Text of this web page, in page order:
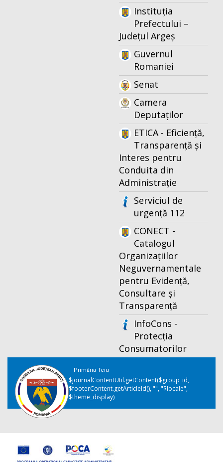
Instituția
Prefectului –
Județul Argeș
Guvernul
Romaniei
Senat
Camera
Deputaților
ETICA - Eficiență,
Transparență și
Interes pentru
Conduita din
Administrație
Serviciul de
urgență 112
CONECT -
Catalogul
Organizațiilor
Neguvernamentale
pentru Evidență,
Consultare și
Transparență
InfoCons -
Protecția
Consumatorilor
Primăria Teiu
$journalContentUtil.getContent($group_id,
$footerContent.getArticleId(), "", "$locale",
$theme_display)